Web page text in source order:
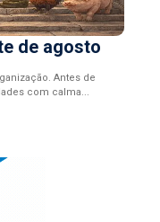
de agosto
Antes de
com calma...